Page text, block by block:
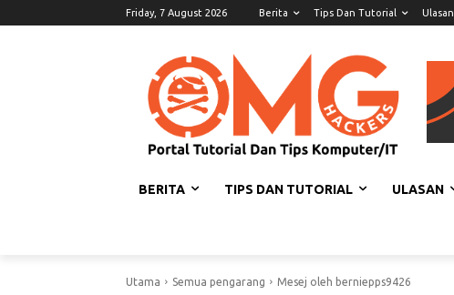
Friday, 7 August 2026 Berita Tips Dan Tutorial Ulasan
BERITA TIPS DAN TUTORIAL ULASAN
Utama Semua pengarang Mesej oleh berniepps9426